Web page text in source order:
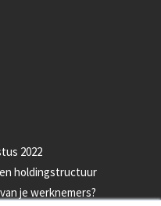
2022
holdingstructuur
je werknemers?